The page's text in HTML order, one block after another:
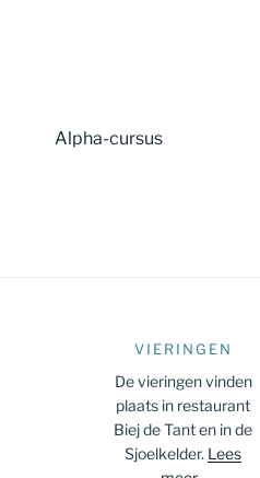
Alpha-cursus
VIERINGEN
De vieringen vinden
plaats in restaurant
Biej de Tant en in de
Sjoelkelder. Lees